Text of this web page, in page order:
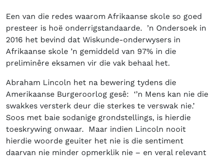
Een van die redes waarom Afrikaanse skole so goed
presteer is hoë onderrigstandaarde. ’n Ondersoek in
2016 het bevind dat Wiskunde-onderwysers in
Afrikaanse skole ’n gemiddeld van 97% in die
preliminêre eksamen vir die vak behaal het.
Abraham Lincoln het na bewering tydens die
Amerikaanse Burgeroorlog gesê: ‘’n Mens kan nie die
swakkes versterk deur die sterkes te verswak nie.’
Soos met baie sodanige grondstellings, is hierdie
toeskrywing onwaar. Maar indien Lincoln nooit
hierdie woorde geuiter het nie is die sentiment
daarvan nie minder opmerklik nie – en veral relevant